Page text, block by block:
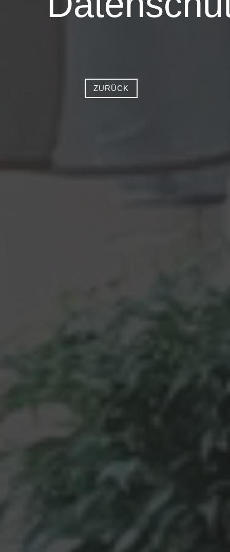
ZURÜCK